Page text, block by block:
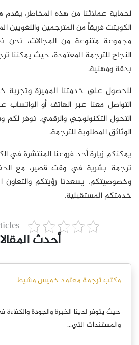
لحماية عملائنا من هذه المخاطر، يقدم
الكويتت فريقاً من المترجمين
مجموعة متنوعة من المجالات، نحن
النجاح للترجمة المعتمدة، حيث يمكننا
بدقة ومهنية.
للحصول على خدمتنا المميزة وتجربة
التحول التكنولوجي والرقمي، نوفر
الوثائق المطلوبة للترجمة.
يمكنكم زيارة أحد فروعنا المنتشرة
ترجمة بشرية في وقت قصير، مع
وخصوصيتكم، يسعدنا رؤيتكم والتعاون
خدمتكم المستقبلية.
أحدث
مكتب ترجمة معتمد خميس مشيط
حيث يتوفر لدينا الخبرة والجودة
والمستندات التي...